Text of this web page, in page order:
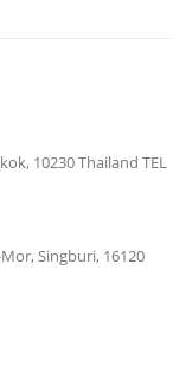
10230 Thailand TEL
Singburi, 16120